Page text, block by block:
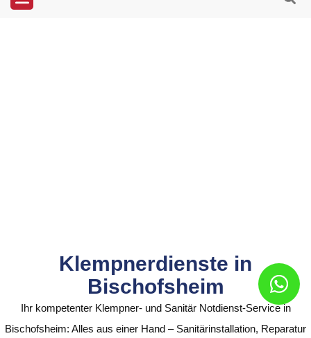
Klempnerdienste in
Bischofsheim
Ihr kompetenter Klempner- und Sanitär Notdienst-Service in
Bischofsheim: Alles aus einer Hand – Sanitärinstallation, Reparatur